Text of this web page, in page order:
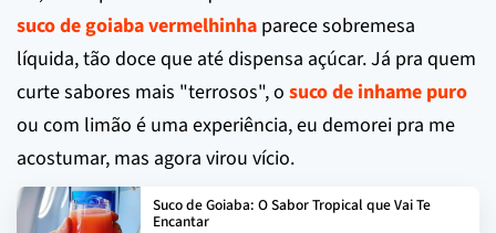
suco de goiaba vermelhinha parece sobremesa
líquida, tão doce que até dispensa açúcar. Já pra quem
curte sabores mais "terrosos", o suco de inhame puro
ou com limão é uma experiência, eu demorei pra me
acostumar, mas agora virou vício.
Suco de Goiaba: O Sabor Tropical que Vai Te
Encantar